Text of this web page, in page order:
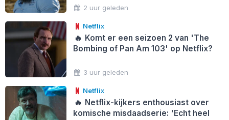
2 uur geleden
Netflix
🔥 Komt er een seizoen 2 van 'The
Bombing of Pan Am 103' op Netflix?
3 uur geleden
Netflix
🔥 Netflix-kijkers enthousiast over
komische misdaadserie: 'Echt heel